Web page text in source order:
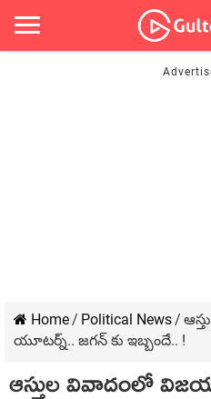
Home/ Political News/
యూట‌ర్న్‌.. జ‌గ‌న్ కు ఇబ్బందే.. !
ఆస్తుల వివాదంలో